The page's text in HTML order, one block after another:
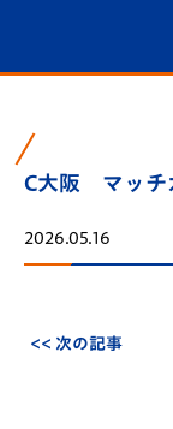
C大阪 マッチ
2026.05.16
<< 次の記事